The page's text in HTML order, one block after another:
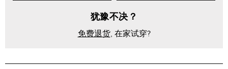
犹豫不决？
免费退货, 在家试穿?